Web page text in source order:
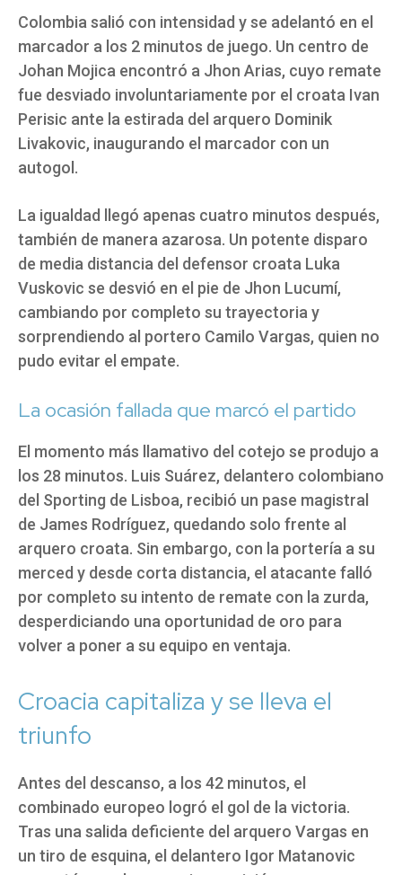
Colombia salió con intensidad y se adelantó en el
marcador a los 2 minutos de juego. Un centro de
Johan Mojica encontró a Jhon Arias, cuyo remate
fue desviado involuntariamente por el croata Ivan
Perisic ante la estirada del arquero Dominik
Livakovic, inaugurando el marcador con un
autogol.
La igualdad llegó apenas cuatro minutos después,
también de manera azarosa. Un potente disparo
de media distancia del defensor croata Luka
Vuskovic se desvió en el pie de Jhon Lucumí,
cambiando por completo su trayectoria y
sorprendiendo al portero Camilo Vargas, quien no
pudo evitar el empate.
La ocasión fallada que marcó el partido
El momento más llamativo del cotejo se produjo a
los 28 minutos. Luis Suárez, delantero colombiano
del Sporting de Lisboa, recibió un pase magistral
de James Rodríguez, quedando solo frente al
arquero croata. Sin embargo, con la portería a su
merced y desde corta distancia, el atacante falló
por completo su intento de remate con la zurda,
desperdiciando una oportunidad de oro para
volver a poner a su equipo en ventaja.
Croacia capitaliza y se lleva el
triunfo
Antes del descanso, a los 42 minutos, el
combinado europeo logró el gol de la victoria.
Tras una salida deficiente del arquero Vargas en
un tiro de esquina, el delantero Igor Matanovic